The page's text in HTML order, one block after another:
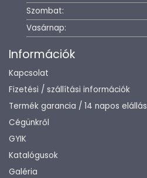
Szombat:
Vasárnap:
Információk
Kapcsolat
Fizetési / szállítási információk
Termék garancia / 14 napos elállás
Cégünkről
GYIK
Katalógusok
Galéria